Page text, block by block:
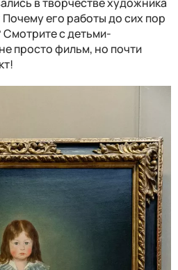
его работы до сих пор
с детьми-
просто фильм, но почти